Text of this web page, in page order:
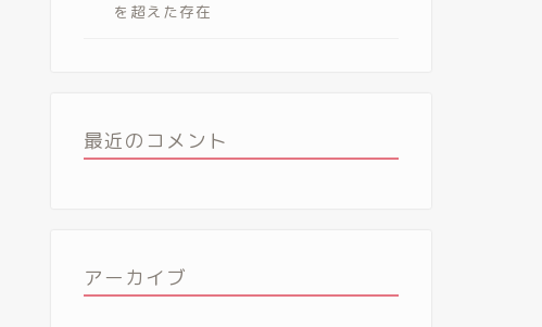
を超えた存在
最近のコメント
アーカイブ